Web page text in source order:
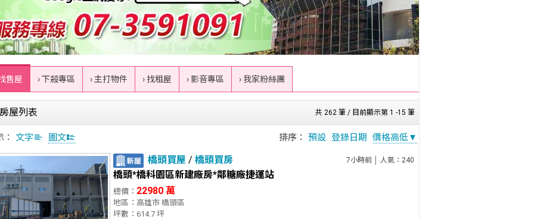
售屋 › 下殺專區 › 主打物件 › 找租屋 › 影音專區 › 我家粉絲團
共 262 筆 / 目前顯示第 1 -15 筆
房屋列表
： 文字 圖文 排序： 預設 登錄日期 價格高低▼
橋頭買屋 / 橋頭買房 7小時前 │ 人氣：240
橋頭*橋科園區新建廠房*鄰糖廠捷運站
總價： 22980 萬
地區：高雄市 橋頭區
坪數：614.7 坪